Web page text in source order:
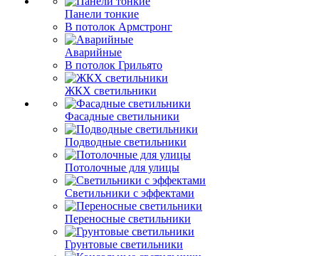
Панели тонкие
В потолок Армстронг
Аварийные
В потолок Грильято
ЖКХ светильники
Фасадные светильники
Подводные светильники
Потолочные для улицы
Светильники с эффектами
Переносные светильники
Грунтовые светильники